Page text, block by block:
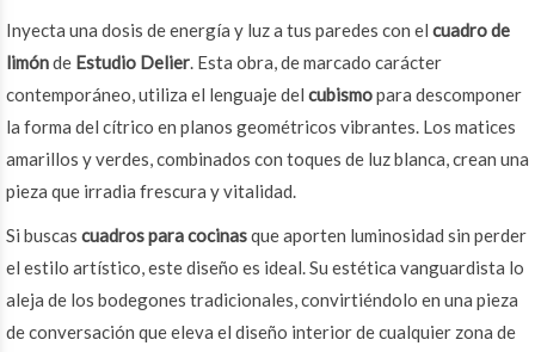
Inyecta una dosis de energía y luz a tus paredes con el cuadro de
limónde Estudio Delier. Esta obra, de marcado carácter
contemporáneo, utiliza el lenguaje del cubismopara descomponer
la forma del cítrico en planos geométricos vibrantes. Los matices
amarillos y verdes, combinados con toques de luz blanca, crean una
pieza que irradia frescura y vitalidad.
Si buscas cuadros para cocinasque aporten luminosidad sin perder
el estilo artístico, este diseño es ideal. Su estética vanguardista lo
aleja de los bodegones tradicionales, convirtiéndolo en una pieza
de conversación que eleva el diseño interior de cualquier zona de